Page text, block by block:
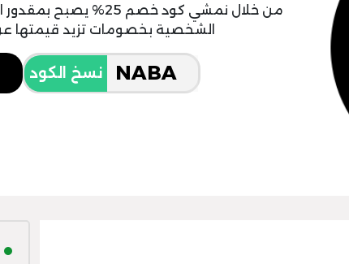
من خلال نمشي كود خصم
الشخصية بخصومات تزيد قيمتها عن 25% ليوفر أكثر مع
نسخ الكود